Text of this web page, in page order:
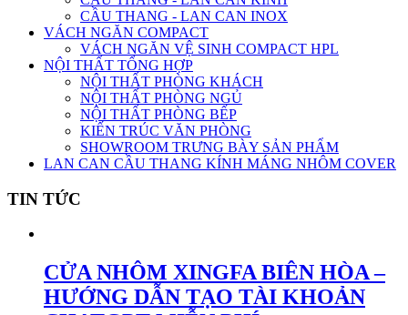
CẦU THANG - LAN CAN INOX
VÁCH NGĂN COMPACT
VÁCH NGĂN VỆ SINH COMPACT HPL
NỘI THẤT TỔNG HỢP
NỘI THẤT PHÒNG KHÁCH
NỘI THẤT PHÒNG NGỦ
NỘI THẤT PHÒNG BẾP
KIẾN TRÚC VĂN PHÒNG
SHOWROOM TRƯNG BÀY SẢN PHẨM
LAN CAN CẦU THANG KÍNH MÁNG NHÔM COVER
TIN TỨC
CỬA NHÔM XINGFA BIÊN HÒA –
HƯỚNG DẪN TẠO TÀI KHOẢN